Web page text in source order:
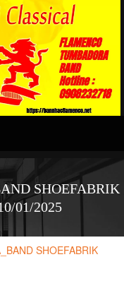
SHOEFABRIK
01/2025
SHOEFABRIK